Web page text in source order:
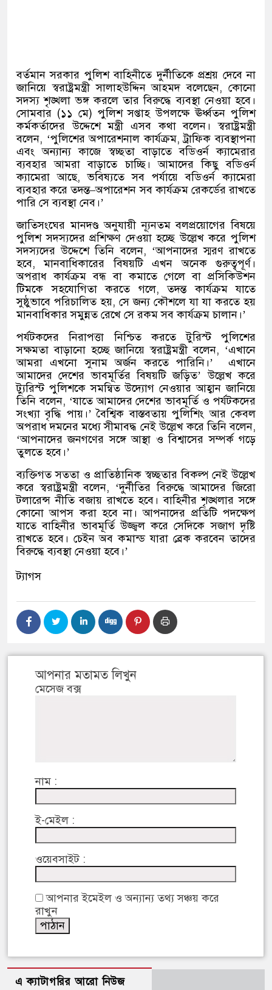
বর্তমান সরকার পুলিশ বাহিনীতে দুর্নীতিকে প্রশ্রয় দেবে না
জানিয়ে স্বরাষ্ট্রমন্ত্রী সালাহউদ্দিন আহমদ বলেছেন,কোনো
সদস্য শৃঙ্খলা ভঙ্গ করলে তার বিরুদ্ধে ব্যবস্থা নেওয়া হবে।
সোমবার (১১ মে) পুলিশ সপ্তাহ উপলক্ষে ঊর্ধ্বতন পুলিশ
কর্মকর্তাদের উদ্দেশে মন্ত্রী এসব কথা বলেন। স্বরাষ্ট্রমন্ত্রী
বলেন, ‘পুলিশের অপারেশনাল কার্যক্রম,ট্রাফিক ব্যবস্থাপনা
এবং অন্যান্য কাজে স্বচ্ছতা বাড়াতে বডিওর্ন ক্যামেরার
ব্যবহার আমরা বাড়াতে চাচ্ছি। আমাদের কিছু বডিওর্ন
ক্যামেরা আছে,ভবিষ্যতে সব পর্যায়ে বডিওর্ন ক্যামেরা
ব্যবহার করে তদন্ত–অপারেশন সব কার্যক্রম রেকর্ডের রাখতে
পারি সে ব্যবস্থা নেব।’
জাতিসংঘের মানদণ্ড অনুযায়ী ন্যূনতম বলপ্রয়োগের বিষয়ে
পুলিশ সদস্যদের প্রশিক্ষণ দেওয়া হচ্ছে উল্লেখ করে পুলিশ
সদস্যদের উদ্দেশে তিনি বলেন, ‘আপনাদের স্মরণ রাখতে
হবে,মানবাধিকারের বিষয়টি এখন অনেক গুরুত্বপূর্ণ।
অপরাধ কার্যক্রম বন্ধ বা কমাতে গেলে বা প্রসিকিউশন
টিমকে সহযোগিতা করতে গলে,তদন্ত কার্যক্রম যাতে
সুষ্ঠুভাবে পরিচালিত হয়, সে জন্য কৌশলে যা যা করতে হয়
মানবাধিকার সমুন্নত রেখে সে রকম সব কার্যক্রম চালান।’
পর্যটকদের নিরাপত্তা নিশ্চিত করতে টুরিস্ট পুলিশের
সক্ষমতা বাড়ানো হচ্ছে জানিয়ে স্বরাষ্ট্রমন্ত্রী বলেন, ‘এখানে
আমরা এখনো সুনাম অর্জন করতে পারিনি।’এখানে
আমাদের দেশের ভাবমূর্তির বিষয়টি জড়িত’উল্লেখ করে
ট্যুরিস্ট পুলিশকে সমন্বিত উদ্যোগ নেওয়ার আহ্বান জানিয়ে
তিনি বলেন, ‘যাতে আমাদের দেশের ভাবমূর্তি ও পর্যটকদের
সংখ্যা বৃদ্ধি পায়।’বৈশ্বিক বাস্তবতায় পুলিশিং আর কেবল
অপরাধ দমনের মধ্যে সীমাবদ্ধ নেই উল্লেখ করে তিনি বলেন,
‘আপনাদের জনগণের সঙ্গে আস্থা ও বিশ্বাসের সম্পর্ক গড়ে
তুলতে হবে।’
ব্যক্তিগত সততা ও প্রাতিষ্ঠানিক স্বচ্ছতার বিকল্প নেই উল্লেখ
করে স্বরাষ্ট্রমন্ত্রী বলেন, ‘দুর্নীতির বিরুদ্ধে আমাদের জিরো
টলারেন্স নীতি বজায় রাখতে হবে। বাহিনীর শৃঙ্খলার সঙ্গে
কোনো আপস করা হবে না। আপনাদের প্রতিটি পদক্ষেপ
যাতে বাহিনীর ভাবমূর্তি উজ্জ্বল করে সেদিকে সজাগ দৃষ্টি
রাখতে হবে। চেইন অব কমান্ড যারা ব্রেক করবেন তাদের
বিরুদ্ধে ব্যবস্থা নেওয়া হবে।’
ট্যাগস
আপনার মতামত লিখুন
মেসেজ বক্স
নাম :
ই-মেইল :
ওয়েবসাইট :
আপনার ইমেইল ও অন্যান্য তথ্য সঞ্চয় করে
রাখুন
এ ক্যাটাগরির আরো নিউজ